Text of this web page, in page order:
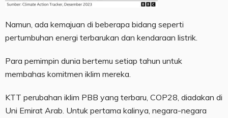
Namun, ada kemajuan di beberapa bidang seperti
pertumbuhan energi terbarukan dan kendaraan listrik.
Para pemimpin dunia bertemu setiap tahun untuk
membahas komitmen iklim mereka.
KTT perubahan iklim PBB yang terbaru, COP28, diadakan di
Uni Emirat Arab. Untuk pertama kalinya, negara-negara